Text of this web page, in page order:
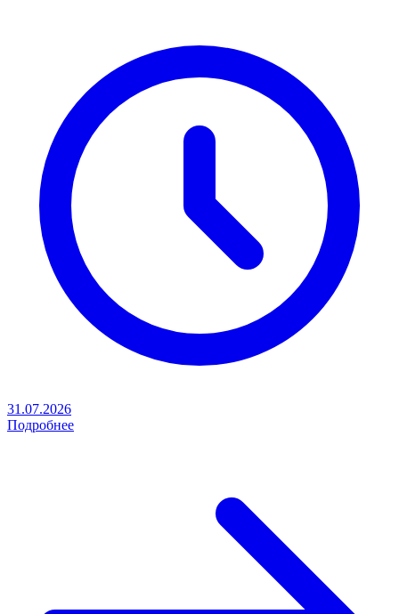
31.07.2026
Подробнее